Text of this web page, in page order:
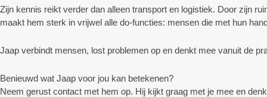
Zijn kennis reikt verder dan alleen transport en logistiek. Door zijn
maakt hem sterk in vrijwel alle do-functies: mensen die met hun
Jaap verbindt mensen, lost problemen op en denkt mee vanuit de
Benieuwd wat Jaap voor jou kan betekenen?
Neem gerust contact met hem op. Hij kijkt graag met je mee en